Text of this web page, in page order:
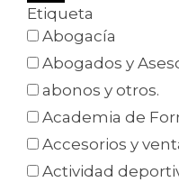
Etiqueta
Abogacía
Abogados y
abonos y otros.
Academia de
Accesorios y
Actividad